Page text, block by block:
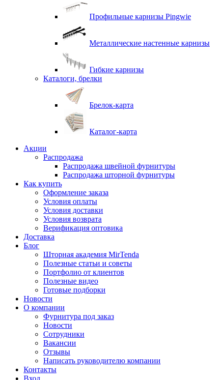
Профильные карнизы Pingwie
Металлические настенные карнизы
Гибкие карнизы
Каталоги, брелки
Брелок-карта
Каталог-карта
Акции
Распродажа
Распродажа швейной фурнитуры
Распродажа шторной фурнитуры
Как купить
Оформление заказа
Условия оплаты
Условия доставки
Условия возврата
Верификация оптовика
Доставка
Блог
Шторная академия MirTenda
Полезные статьи и советы
Портфолио от клиентов
Полезные видео
Готовые подборки
Новости
О компании
Фурнитура под заказ
Новости
Сотрудники
Вакансии
Отзывы
Написать руководителю компании
Контакты
Вход